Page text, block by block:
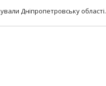
Дніпропетровську області.